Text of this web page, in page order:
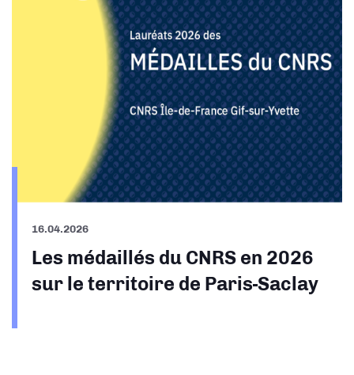
16.04.2026
Les médaillés du CNRS en 2026
sur le territoire de Paris-Saclay